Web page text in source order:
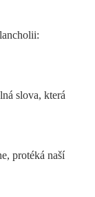
slova, která
protéká naší